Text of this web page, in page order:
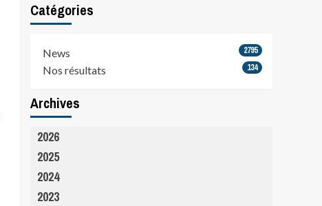
Catégories
News 2795
Nos résultats 134
Archives
2026
2025
2024
2023